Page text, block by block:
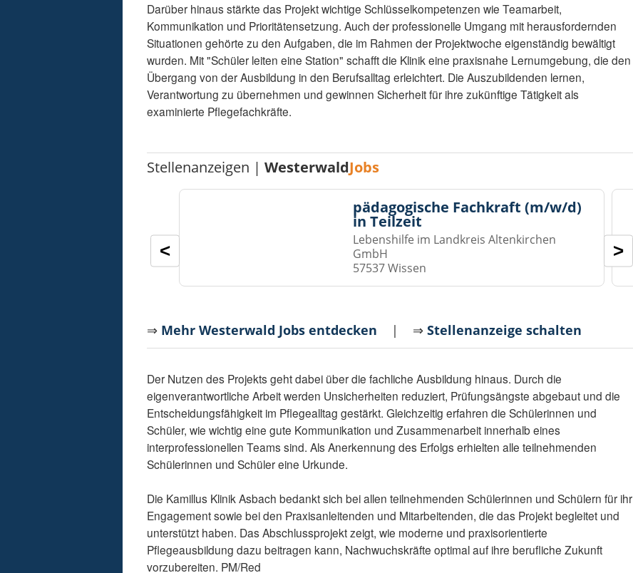
Darüber hinaus stärkte das Projekt wichtige Schlüsselkompetenzen wie Teamarbeit,
Kommunikation und Prioritätensetzung. Auch der professionelle Umgang mit herausfordernden
Situationen gehörte zu den Aufgaben, die im Rahmen der Projektwoche eigenständig bewältigt
wurden. Mit "Schüler leiten eine Station" schafft die Klinik eine praxisnahe Lernumgebung, die den
Übergang von der Ausbildung in den Berufsalltag erleichtert. Die Auszubildenden lernen,
Verantwortung zu übernehmen und gewinnen Sicherheit für ihre zukünftige Tätigkeit als
examinierte Pflegefachkräfte.
Stellenanzeigen |WesterwaldJobs
pädagogische Fachkraft (m/w/d)
in Teilzeit
Lebenshilfe im Landkreis Altenkirchen
GmbH
57537 Wissen
< >
⇒ Mehr Westerwald Jobs entdecken | ⇒Stellenanzeige schalten
Der Nutzen des Projekts geht dabei über die fachliche Ausbildung hinaus. Durch die
eigenverantwortliche Arbeit werden Unsicherheiten reduziert, Prüfungsängste abgebaut und die
Entscheidungsfähigkeit im Pflegealltag gestärkt. Gleichzeitig erfahren die Schülerinnen und
Schüler, wie wichtig eine gute Kommunikation und Zusammenarbeit innerhalb eines
interprofessionellen Teams sind. Als Anerkennung des Erfolgs erhielten alle teilnehmenden
Schülerinnen und Schüler eine Urkunde.
Die Kamillus Klinik Asbach bedankt sich bei allen teilnehmenden Schülerinnen und Schülern für ihr
Engagement sowie bei den Praxisanleitenden und Mitarbeitenden, die das Projekt begleitet und
unterstützt haben. Das Abschlussprojekt zeigt, wie moderne und praxisorientierte
Pflegeausbildung dazu beitragen kann, Nachwuchskräfte optimal auf ihre berufliche Zukunft
vorzubereiten. PM/Red